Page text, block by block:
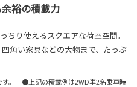
裕の積載力
ちり使えるスクエアな荷室空間。
角い家具などの大物まで、たっぷ
す。 ●上記の積載例は2WD車2名乗車時